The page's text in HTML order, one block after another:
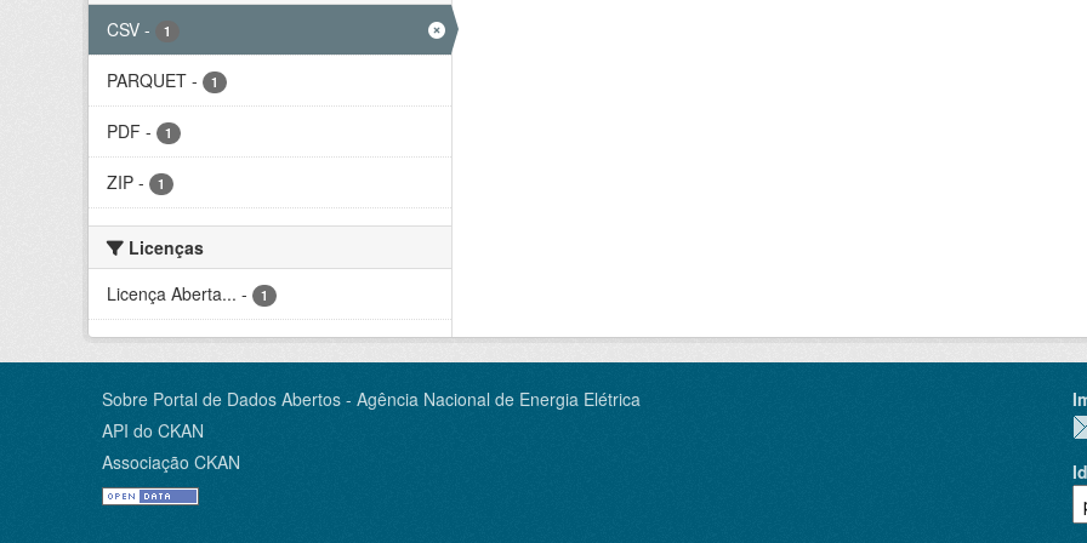
CSV - 1
PARQUET - 1
PDF - 1
ZIP - 1
Licenças
Licença Aberta... - 1
Sobre Portal de Dados Abertos - Agência Nacional de Energia Elétrica
API do CKAN
Associação CKAN